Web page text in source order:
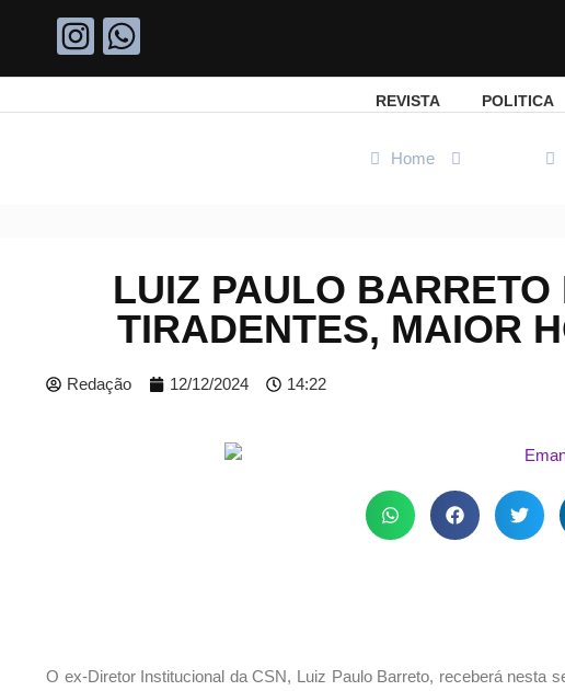
REVISTA POLITICA
Home
LUIZ PAULO
TIRADENTES, MAIOR
Redação 12/12/2024 14:22
O ex-Diretor Institucional da CSN, Luiz Paulo Barreto, receberá nesta